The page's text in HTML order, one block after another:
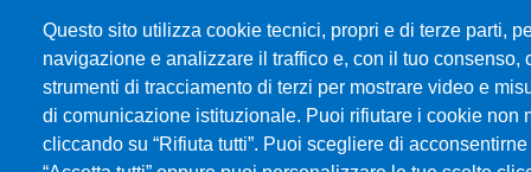
Questo sito utilizza cookie tecnici, propri e di terze parti,
navigazione e analizzare il traffico e, con il tuo consenso,
strumenti di tracciamento di terzi per mostrare video e
di comunicazione istituzionale. Puoi rifiutare i cookie non
cliccando su “Rifiuta tutti”. Puoi scegliere di
Università degli Studi di Messina
Piazza Pugliatti, 1 - 98122 Messina
Cod. Fiscale 80004070837
P.IVA 00724160833